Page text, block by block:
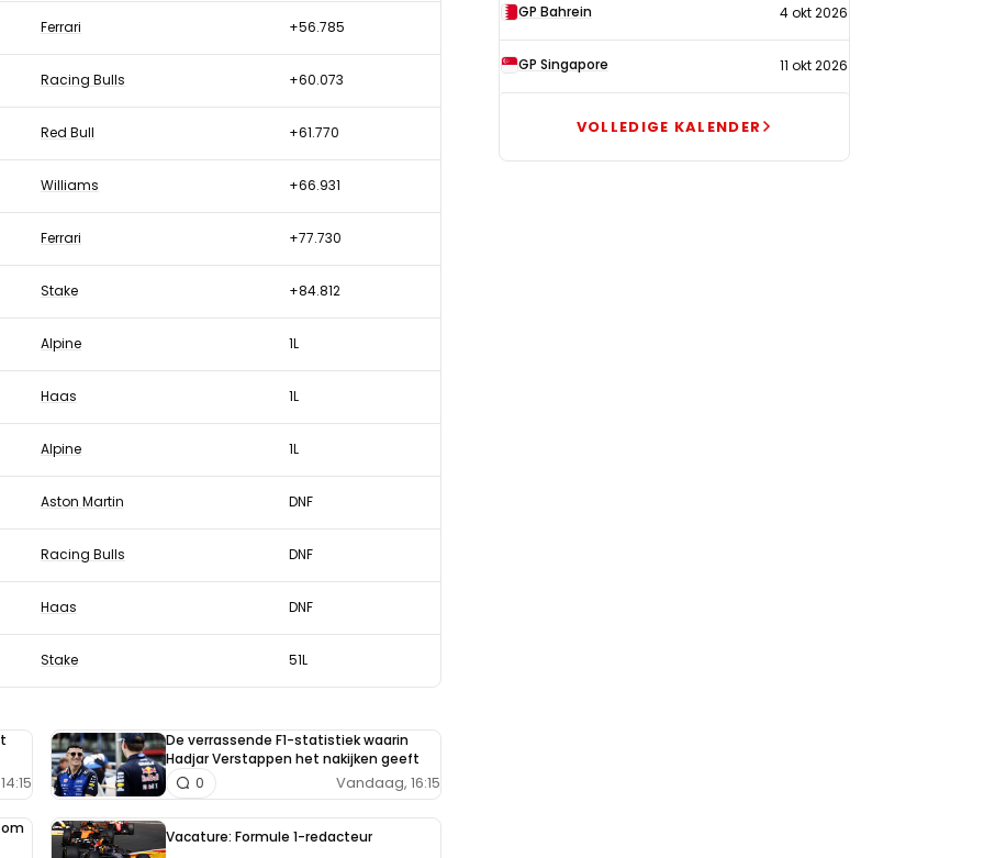
Ferrari +56.785
Racing Bulls +60.073
Red Bull +61.770
Williams +66.931
Ferrari +77.730
Stake +84.812
Alpine 1L
Haas 1L
Alpine 1L
Aston Martin DNF
Racing Bulls DNF
Haas DNF
Stake 51L
De verrassende F1-statistiek waarin
Hadjar Verstappen het nakijken geeft
Vandaag, 16:15
0
Vacature: Formule 1-redacteur
GP Bahrein 4 okt 2026
GP Singapore 11 okt 2026
VOLLEDIGE KALENDER